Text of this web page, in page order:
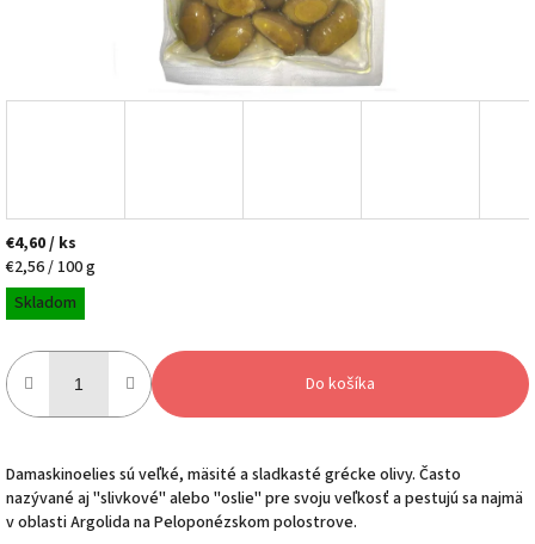
€4,60/ ks
Jednotková
cena:
€2,56 / 100 g
Skladom
Do košíka
Damaskinoelies sú veľké, mäsité a sladkasté grécke olivy. Často
nazývané aj "slivkové" alebo "oslie" pre svoju veľkosť a pestujú sa najmä
v oblasti Argolida na Peloponézskom polostrove.